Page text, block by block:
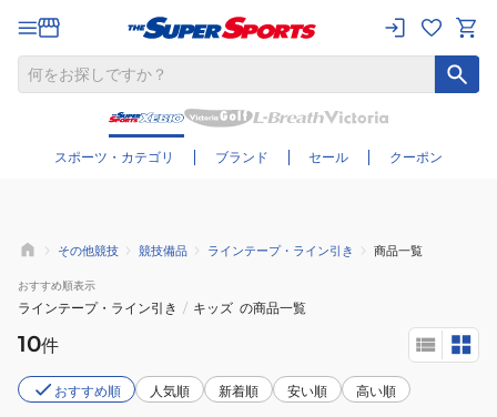
スポーツ・カテゴリ ブランド セール クーポン
さらに絞り込む
その他競技 競技備品 ラインテープ・ライン引き 商品一覧
おすすめ順表示
ラインテープ・ライン引き / キッズ の商品一覧
10件
おすすめ順 人気順 新着順 安い順 高い順